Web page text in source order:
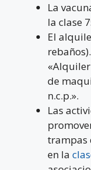
La
la clase
El
de
n.c.p.».
Las
trampas
en la